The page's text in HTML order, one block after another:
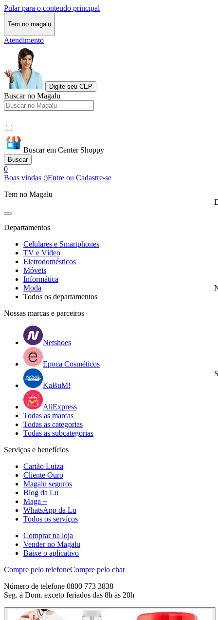
Pular para o conteudo principal
Tem no magalu
Atendimento
Digite seu CEP
Buscar no Magalu
Buscar em Center Shoppy
Buscar
0
Boas vindas :)Entre ou Cadastre-se
Tem no Magalu
Departamentos
Celulares e Smartphones
TV e Vídeo
Eletrodomésticos
Móveis
Informática
Moda
Todos os departamentos
Nossas marcas e parceiros
Netshoes
Epoca Cosméticos
KaBuM!
AliExpress
Todas as marcas
Todas as categorias
Todas as subcategorias
Serviços e benefícios
Cartão Luiza
Cliente Ouro
Magalu seguros
Blog da Lu
Maga +
WhatsApp da Lu
Todos os serviços
Comprar na loja
Vender no Magalu
Baixe o aplicativo
Compre pelo telefoneCompre pelo chat
Número de telefone 0800 773 3838
Seg. à Dom. exceto feriados das 8h às 20h